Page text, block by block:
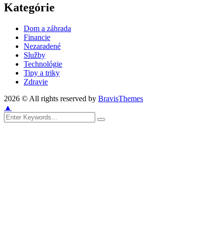
Kategórie
Dom a záhrada
Financie
Nezaradené
Služby
Technológie
Tipy a triky
Zdravie
2026 © All rights reserved by BravisThemes
▲